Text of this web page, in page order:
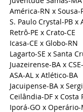
América-RN x Sousa-
S. Paulo Crystal-PB x
Retrô-PE x Crato-CE
Icasa-CE x Globo-RN
Lagarto-SE x Santa
Juazeirense-BA x
ASA-AL x Atlético-BA
Jacuipense-BA x
Ceilândia-DF x Costa
Iporá-GO x Operário-